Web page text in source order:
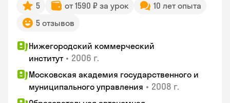
5 от 1590 ₽ за урок
10 лет опыта
5 отзывов
Нижегородский коммерческий
институт • 2006 г.
Московская академия государственного и
муниципального управления • 2008 г.